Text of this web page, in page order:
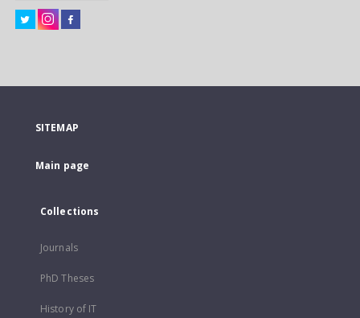
SITEMAP
Main page
Collections
Journals
PhD Theses
History of IT